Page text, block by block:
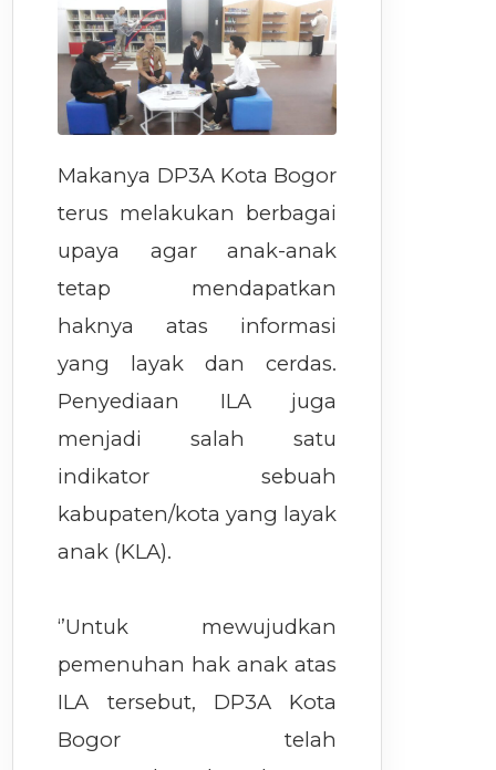
Makanya DP3A Kota Bogor
terus melakukan berbagai
upaya agar anak-anak
tetap mendapatkan
haknya atas informasi
yang layak dan cerdas.
Penyediaan ILA juga
menjadi salah satu
indikator sebuah
kabupaten/kota yang layak
anak (KLA).
‘’Untuk mewujudkan
pemenuhan hak anak atas
ILA tersebut, DP3A Kota
Bogor telah